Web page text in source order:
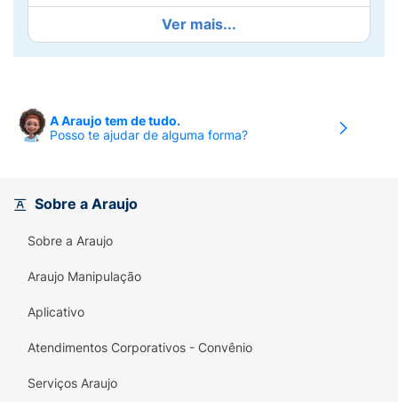
A grande inovação da linha Xêrosa é sua
versatilidade2 em 1: uma fórmula segura para
ser aplicada tanto napele quanto no cabelo.
longo das horas, sem ressecar os fios ou
deixar a pele pegajosa. É o toque final de
cada movimento.
Principais Benefícios:
Multifuncional:
que transmitem alegria e sensualidade.
Alta Fixação:
Ver mais...
A Araujo tem de tudo.
Posso te ajudar de alguma forma?
Sobre a Araujo
Sobre a Araujo
Araujo Manipulação
Aplicativo
Atendimentos Corporativos - Convênio
Serviços Araujo